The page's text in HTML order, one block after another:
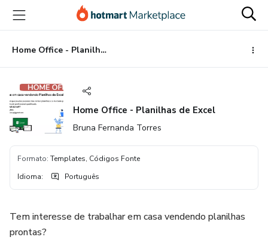
para
conteúdo
principal
para
pagamento
para
rodapé
Home Office - Planilhas de Excel
Home Office - Planilhas de Excel
Bruna Fernanda Torres
Formato: Templates, Códigos Fonte
Idioma: Português
Tem interesse de trabalhar em casa vendendo planilhas
prontas?